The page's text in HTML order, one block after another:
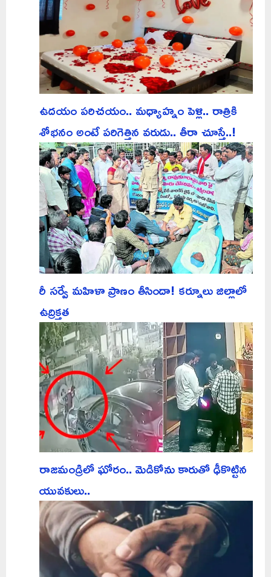
ఉదయం పరిచయం.. మధ్యాహ్నం పెళ్లి.. రాత్రికి
శోభనం అంటే పరిగెత్తిన వరుడు.. తీరా చూస్తే..!
రీ సర్వే మహిళా ప్రాణం తీసిందా! కర్నూలు జిల్లాలో
ఉద్రిక్తత
రాజమండ్రిలో ఘోరం.. మెడికోను కారుతో ఢీకొట్టిన
యువకులు..